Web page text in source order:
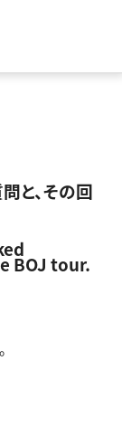
と、その回
BOJ tour.